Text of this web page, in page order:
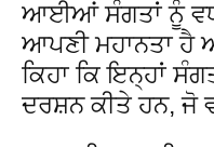
ਆਈਆਂ ਸੰਗਤਾਂ ਨੂੰ
ਆਪਣੀ ਮਹਾਨਤਾ ਹੈ
ਕਿਹਾ ਕਿ ਇਨ੍ਹਾਂ
ਦਰਸ਼ਨ ਕੀਤੇ ਹਨ, ਜੋ